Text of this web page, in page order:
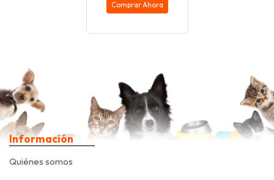
Comprar Ahora
Información
Quiénes somos